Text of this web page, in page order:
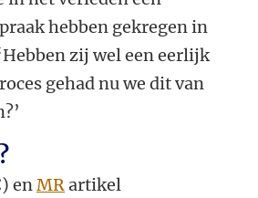
hebben gekregen in
zij wel een eerlijk
gehad nu we dit van
enMRartikel